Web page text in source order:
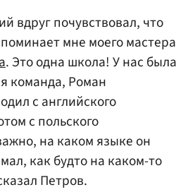
вдруг почувствовал, что
мне моего мастера
. Это одна школа! У нас была
команда, Роман
с английского
с польского
на каком языке он
как будто на каком-то
Петров.